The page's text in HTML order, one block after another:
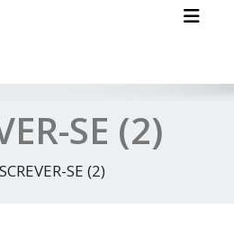
SE (2)
SE (2)